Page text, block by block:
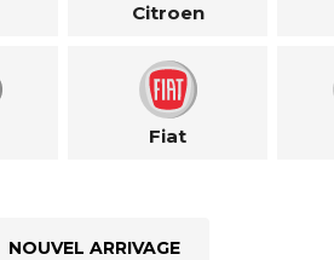
Citroen
Fiat
NOUVEL ARRIVAGE